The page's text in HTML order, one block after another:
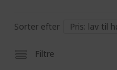
Sorter efter
Filtre